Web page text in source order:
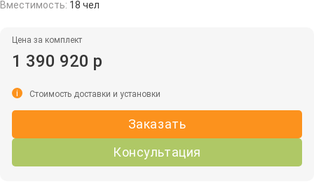
Вместимость: 18 чел
Цена за комплект
1 390 920 р
Заказать
Консультация
i Стоимость доставки и установки